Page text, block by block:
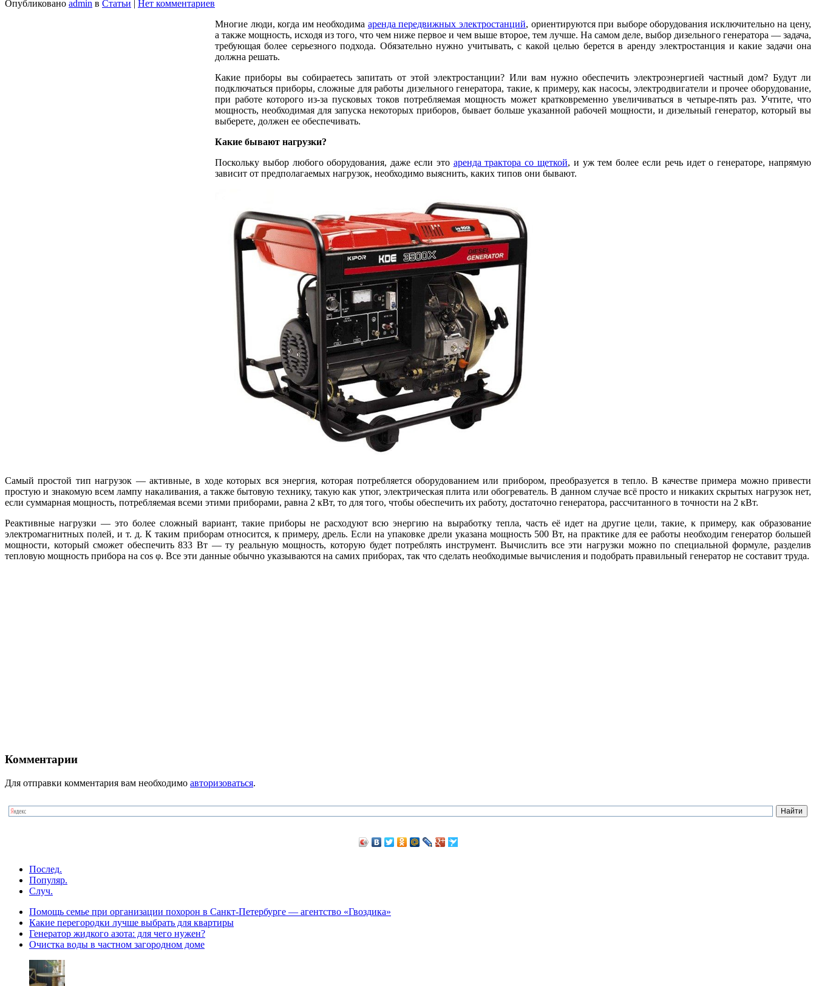
Опубликовано admin в Статьи | Нет комментариев
Многие люди, когда им необходима аренда передвижных электростанций, ориентируются при выборе оборудования исключительно на цену,
а также мощность, исходя из того, что чем ниже первое и чем выше второе, тем лучше. На самом деле, выбор дизельного генератора — задача,
требующая более серьезного подхода. Обязательно нужно учитывать, с какой целью берется в аренду электростанция и какие задачи она
должна решать.
Какие приборы вы собираетесь запитать от этой электростанции? Или вам нужно обеспечить электроэнергией частный дом? Будут ли
подключаться приборы, сложные для работы дизельного генератора, такие, к примеру, как насосы, электродвигатели и прочее оборудование,
при работе которого из-за пусковых токов потребляемая мощность может кратковременно увеличиваться в четыре-пять раз. Учтите, что
мощность, необходимая для запуска некоторых приборов, бывает больше указанной рабочей мощности, и дизельный генератор, который вы
выберете, должен ее обеспечивать.
Какие бывают нагрузки?
Поскольку выбор любого оборудования, даже если это аренда трактора со щеткой, и уж тем более если речь идет о генераторе, напрямую
зависит от предполагаемых нагрузок, необходимо выяснить, каких типов они бывают.
Самый простой тип нагрузок — активные, в ходе которых вся энергия, которая потребляется оборудованием или прибором, преобразуется в тепло. В качестве примера можно привести
простую и знакомую всем лампу накаливания, а также бытовую технику, такую как утюг, электрическая плита или обогреватель. В данном случае всё просто и никаких скрытых нагрузок нет,
если суммарная мощность, потребляемая всеми этими приборами, равна 2 кВт, то для того, чтобы обеспечить их работу, достаточно генератора, рассчитанного в точности на 2 кВт.
Реактивные нагрузки — это более сложный вариант, такие приборы не расходуют всю энергию на выработку тепла, часть её идет на другие цели, такие, к примеру, как образование
электромагнитных полей, и т. д. К таким приборам относится, к примеру, дрель. Если на упаковке дрели указана мощность 500 Вт, на практике для ее работы необходим генератор большей
мощности, который сможет обеспечить 833 Вт — ту реальную мощность, которую будет потреблять инструмент. Вычислить все эти нагрузки можно по специальной формуле, разделив
тепловую мощность прибора на cos φ. Все эти данные обычно указываются на самих приборах, так что сделать необходимые вычисления и подобрать правильный генератор не составит труда.
Комментарии
Для отправки комментария вам необходимо авторизоваться.
Послед.
Популяр.
Случ.
Помощь семье при организации похорон в Санкт-Петербурге — агентство «Гвоздика»
Какие перегородки лучше выбрать для квартиры
Генератор жидкого азота: для чего нужен?
Очистка воды в частном загородном доме